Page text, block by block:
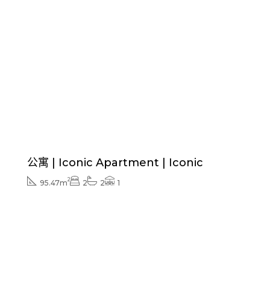
公寓 | Iconic Apartment | Iconic
95.47m2 2 2 1